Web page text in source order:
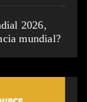
2026,
mundial?